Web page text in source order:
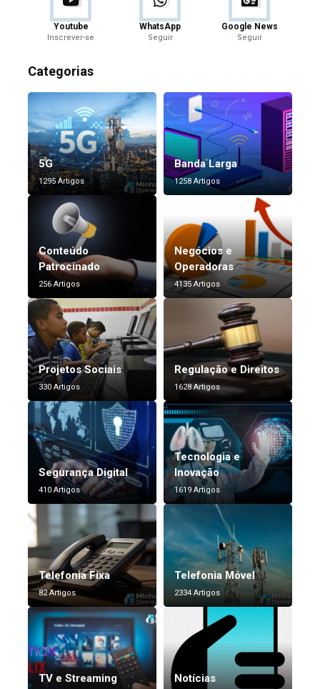
Youtube
Inscrever-se
WhatsApp
Seguir
Google News
Seguir
Categorias
5G
1295 Artigos
Banda Larga
1258 Artigos
Conteúdo
Patrocinado
256 Artigos
Negócios e
Operadoras
4135 Artigos
Projetos Sociais
330 Artigos
Regulação e Direitos
1628 Artigos
Segurança Digital
410 Artigos
Tecnologia e
Inovação
1619 Artigos
Telefonia Fixa
82 Artigos
Telefonia Móvel
2334 Artigos
TV e Streaming Notícias